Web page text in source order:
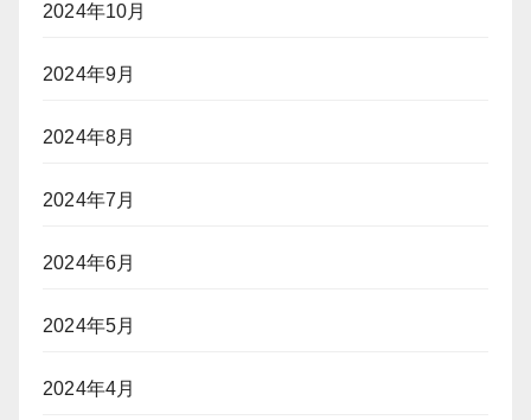
2024年10月
2024年9月
2024年8月
2024年7月
2024年6月
2024年5月
2024年4月